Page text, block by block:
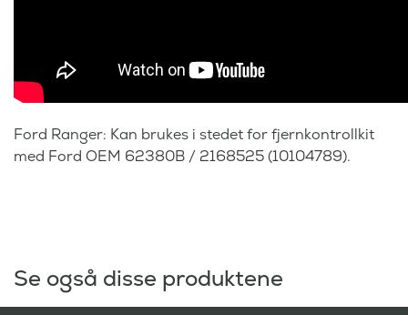
Ford Ranger: Kan brukes i stedet for fjernkontrollkit
med Ford OEM 62380B / 2168525 (10104789).
Se også disse produktene